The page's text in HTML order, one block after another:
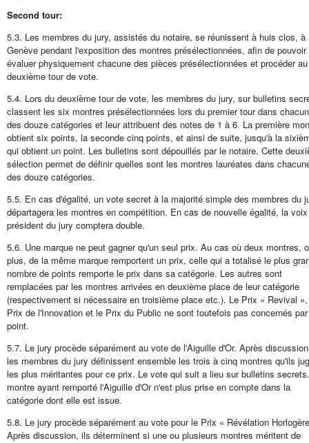
Second tour:
5.3. Les membres du jury, assistés du notaire, se réunissent à huis clos, à
Genève pendant l'exposition des montres présélectionnées, afin de pouvoir
évaluer physiquement chacune des pièces présélectionnées et procéder au
deuxième tour de vote.
5.4. Lors du deuxième tour de vote, les membres du jury, sur bulletins
classent les six montres présélectionnées lors du premier tour dans
des douze catégories et leur attribuent des notes de 1 à 6. La première
obtient six points, la seconde cinq points, et ainsi de suite, jusqu'à la
qui obtient un point. Les bulletins sont dépouillés par le notaire. Cette
sélection permet de définir quelles sont les montres lauréates dans
des douze catégories.
5.5. En cas d'égalité, un vote secret à la majorité simple des membres du
départagera les montres en compétition. En cas de nouvelle égalité, la
président du jury comptera double.
5.6. Une marque ne peut gagner qu'un seul prix. Au cas où deux montres,
plus, de la même marque remportent un prix, celle qui a totalisé le plus
nombre de points remporte le prix dans sa catégorie. Les autres sont
remplacées par les montres arrivées en deuxième place de leur catégorie
(respectivement si nécessaire en troisième place etc.). Le Prix « Revival
Prix de l'Innovation et le Prix du Public ne sont toutefois pas concernés
point.
5.7. Le jury procède séparément au vote de l'Aiguille d'Or. Après
les membres du jury définissent ensemble les trois à cinq montres qu'ils
les plus méritantes pour ce prix. Le vote qui suit a lieu sur bulletins
montre ayant remporté l'Aiguille d'Or n'est plus prise en compte dans la
catégorie dont elle est issue.
5.8. Le jury procède séparément au vote pour le Prix « Révélation
Après discussion, ils déterminent si une ou plusieurs montres méritent de